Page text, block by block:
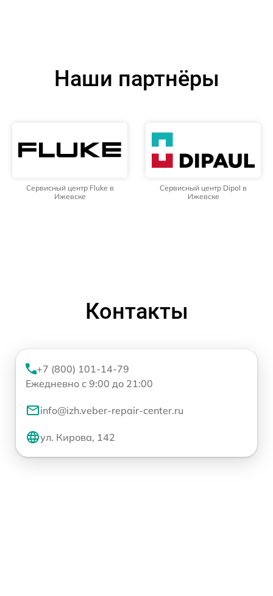
Наши партнёры
Сервисный центр Fluke в
Ижевске
Сервисный центр Dipol в
Ижевске
Контакты
+7 (800) 101-14-79
Ежедневно с 9:00 до 21:00
info@izh.veber-repair-center.ru
ул. Кирова, 142